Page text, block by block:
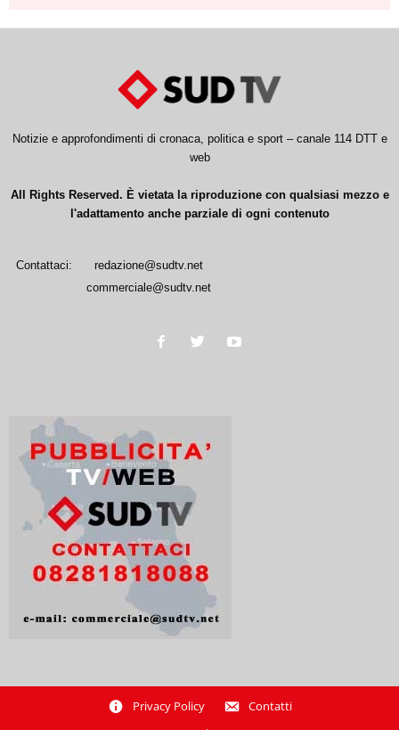
Notizie e approfondimenti di cronaca, politica e sport – canale 114 DTT e
web
All Rights Reserved. È vietata la riproduzione con qualsiasi mezzo e
l'adattamento anche parziale di ogni contenuto
Contattaci:
redazione@sudtv.net
commerciale@sudtv.net
Privacy Policy
Contatti